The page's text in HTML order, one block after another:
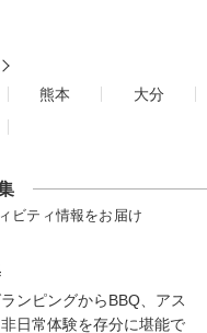
熊本
大分
ビティ情報をお届け
ンピングからBBQ、アス
日常体験を存分に堪能で